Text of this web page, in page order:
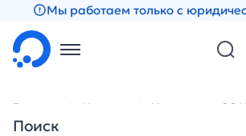
Мы работаем только с
Поиск
Главная Новости Новости за 2011